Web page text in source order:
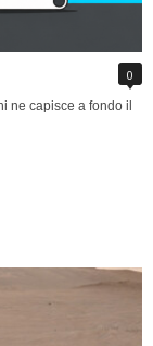
0
ne capisce a fondo il